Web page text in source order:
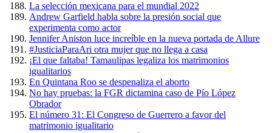
La selección mexicana para el mundial 2022
Andrew Garfield habla sobre la presión social que
experimenta como actor
Jennifer Aniston luce increíble en la nueva portada de Allure
#JusticiaParaAri otra mujer que no llega a casa
¡El que faltaba! Tamaulipas legaliza los matrimonios
igualitarios
En Quintana Roo se despenaliza el aborto
No hay pruebas: la FGR dictamina caso de Pío López
Obrador
El número 31: El Congreso de Guerrero a favor del
matrimonio igualitario